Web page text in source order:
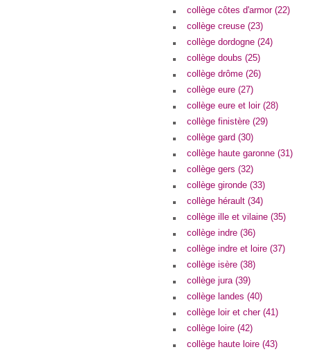
collège côtes d'armor (22)
collège creuse (23)
collège dordogne (24)
collège doubs (25)
collège drôme (26)
collège eure (27)
collège eure et loir (28)
collège finistère (29)
collège gard (30)
collège haute garonne (31)
collège gers (32)
collège gironde (33)
collège hérault (34)
collège ille et vilaine (35)
collège indre (36)
collège indre et loire (37)
collège isère (38)
collège jura (39)
collège landes (40)
collège loir et cher (41)
collège loire (42)
collège haute loire (43)